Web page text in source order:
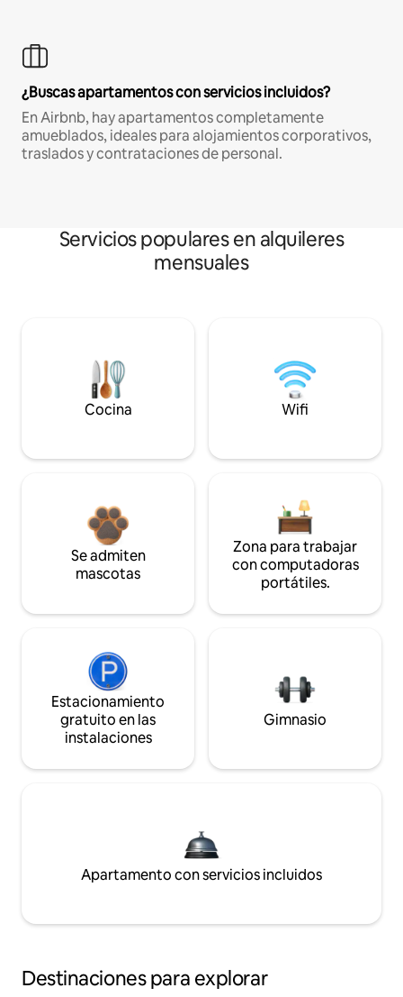
¿Buscas apartamentos con servicios incluidos?
En Airbnb, hay apartamentos completamente
amueblados, ideales para alojamientos corporativos,
traslados y contrataciones de personal.
Servicios populares en alquileres
mensuales
Cocina Wifi
Se admiten
mascotas
Zona para trabajar
con computadoras
portátiles.
Estacionamiento
gratuito en las
instalaciones
Gimnasio
Apartamento con servicios incluidos
Destinaciones para explorar